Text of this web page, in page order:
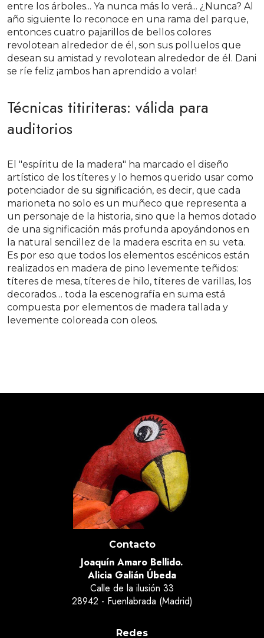
entre los árboles... Ya nunca más lo verá... ¿Nunca? Al
año siguiente lo reconoce en una rama del parque,
entonces cuatro pajarillos de bellos colores
revolotean alrededor de él, son sus polluelos que
desean su amistad y revolotean alrededor de él. Dani
se ríe feliz ¡ambos han aprendido a volar!
Técnicas titiriteras: válida para
auditorios
El "espíritu de la madera" ha marcado el diseño
artístico de los títeres y lo hemos querido usar como
potenciador de su significación, es decir, que cada
marioneta no solo es un muñeco que representa a
un personaje de la historia, sino que la hemos dotado
de una significación más profunda apoyándonos en
la natural sencillez de la madera escrita en su veta.
Es por eso que todos los elementos escénicos están
realizados en madera de pino levemente teñidos:
títeres de mesa, títeres de hilo, títeres de varillas, los
decorados… toda la escenografía en suma está
compuesta por elementos de madera tallada y
levemente coloreada con oleos.
Contacto
Joaquín Amaro Bellido.
Alicia Galián Úbeda
Calle de la ilusión 33
28942 - Fuenlabrada (Madrid)
Redes